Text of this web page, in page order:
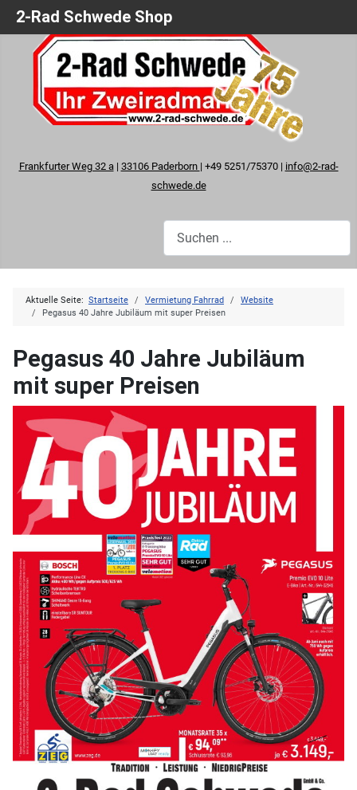
Frankfurter Weg 32 a| 33106 Paderborn | +49 5251/75370 | info@2-rad-
schwede.de
Aktuelle Seite: Startseite Vermietung Fahrrad
Website
Pegasus 40 Jahre Jubiläum mit super Preisen
Pegasus 40 Jahre Jubiläum
mit super Preisen
2-Rad Schwede Shop